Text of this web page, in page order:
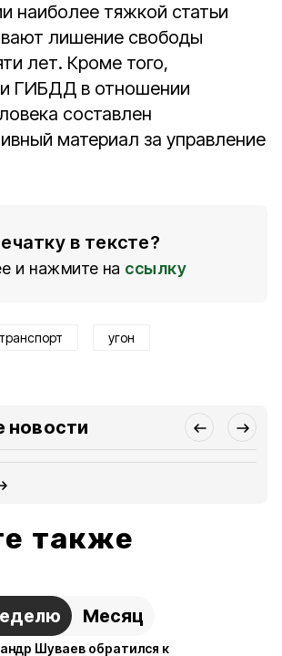
наиболее тяжкой статьи
лишение свободы
лет. Кроме того,
ГИБДД в отношении
составлен
материал за управление
в тексте?
и нажмите на ссылку
транспорт угон
новости
также
Месяц
Шуваев обратился к